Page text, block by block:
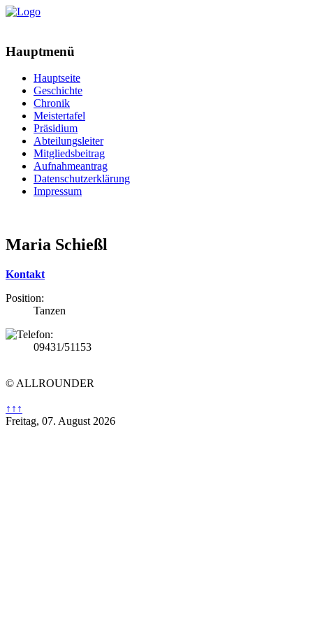
Hauptmenü
Hauptseite
Geschichte
Chronik
Meistertafel
Präsidium
Abteilungsleiter
Mitgliedsbeitrag
Aufnahmeantrag
Datenschutzerklärung
Impressum
Maria Schießl
Kontakt
Position:
Tanzen
09431/51153
© ALLROUNDER
↑↑↑
Freitag, 07. August 2026